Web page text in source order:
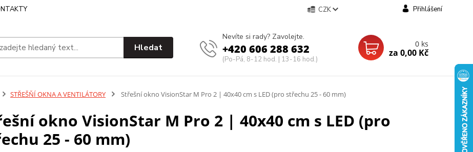
CZK Přihlášení
Hledat
Nevíte si rady? Zavolejte.
+420 606 288 632
(Po-Pá, 8-12 hod. | 13-16 hod.)
0 ks
za 0,00 Kč
STŘEŠŇÍ OKNA A VENTILÁTORY Střešní okno VisionStar M Pro 2 | 40x40 cm s LED (pro střechu 25 - 60 mm)
okno VisionStar M Pro 2 | 40x40 cm s LED (pro
25 - 60 mm)